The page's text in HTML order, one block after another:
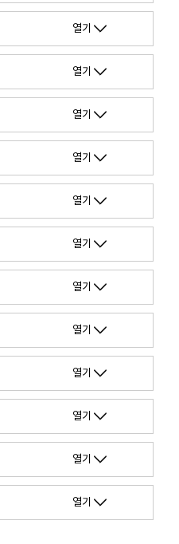
열기
열기
열기
열기
열기
열기
열기
열기
열기
열기
열기
열기